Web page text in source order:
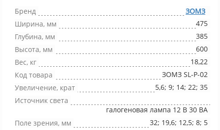
Бренд
ЗОМЗ
Ширина, мм
475
Глубина, мм
385
Высота, мм
600
Вес, кг
18,22
Код товара
ЗОМЗ SL-P-02
Увеличение, крат
5,6; 9; 14; 22; 35
Источник света
галогеновая лампа 12 В 30 ВА
Поле зрения, мм
32; 19,6; 12,5; 8; 5